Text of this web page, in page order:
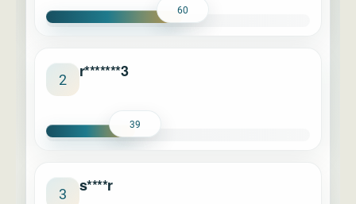
60
2 r*******3
39
3 s****r